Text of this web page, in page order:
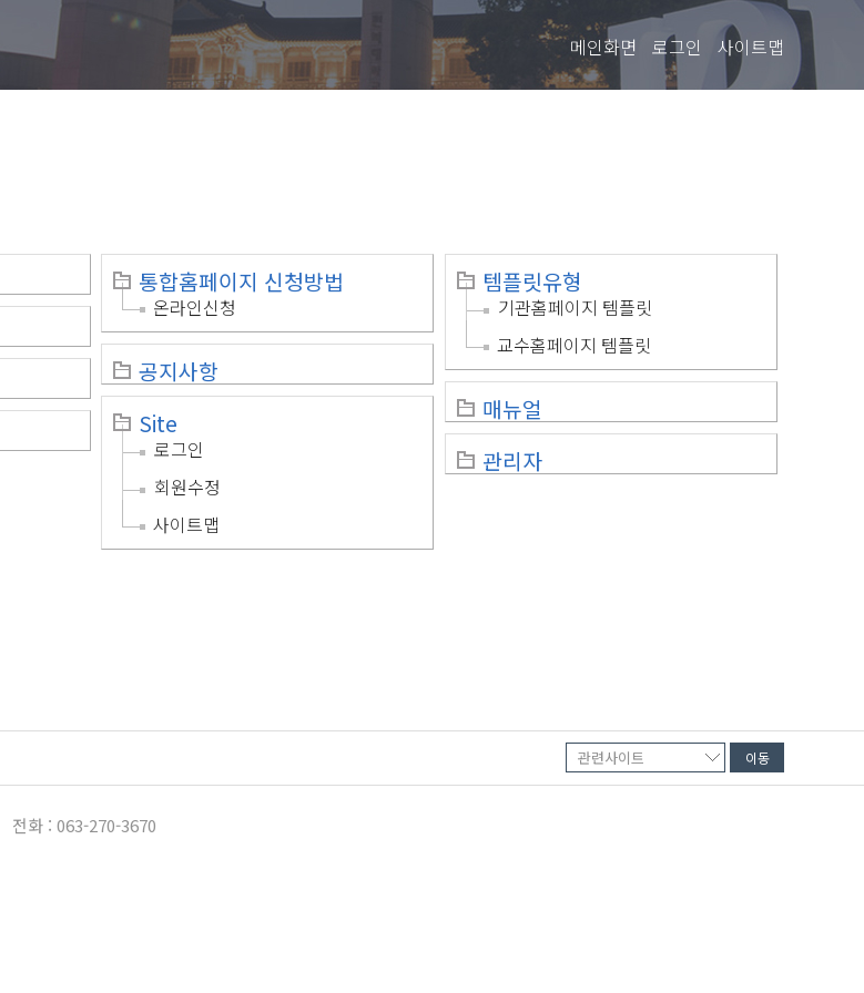
메인화면 로그인 사이트맵
통합홈페이지 신청방법
온라인신청
템플릿유형
기관홈페이지 템플릿
교수홈페이지 템플릿
공지사항
매뉴얼
Site
로그인
회원수정
사이트맵
관리자
전화 : 063-270-3670